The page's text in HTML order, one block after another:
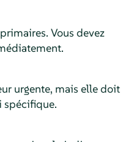
Vous devez
urgente, mais elle doit
spécifique.